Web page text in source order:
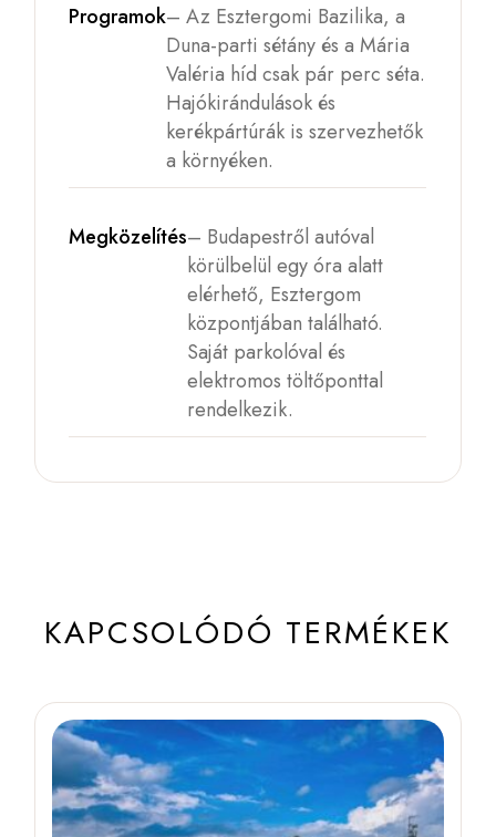
Programok– Az Esztergomi Bazilika, a
Duna-parti sétány és a Mária
Valéria híd csak pár perc séta.
Hajókirándulások és
kerékpártúrák is szervezhetők
a környéken.
Megközelítés– Budapestről autóval
körülbelül egy óra alatt
elérhető, Esztergom
központjában található.
Saját parkolóval és
elektromos töltőponttal
rendelkezik.
KAPCSOLÓDÓ TERMÉKEK